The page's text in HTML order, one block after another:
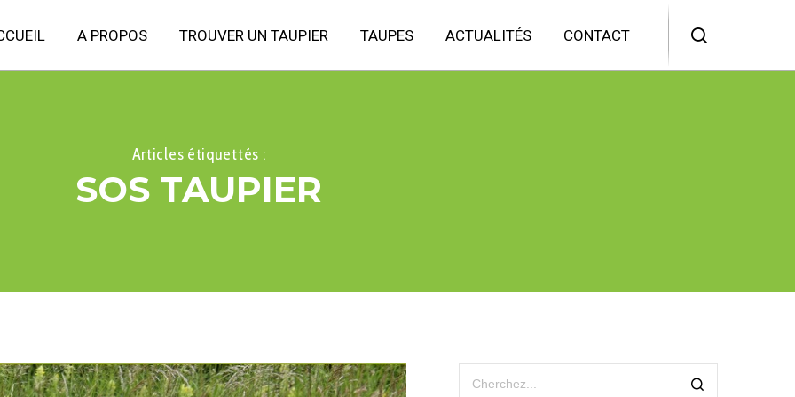
A PROPOS TROUVER UN TAUPIER TAUPES ACTUALITÉS CONTACT
Articles étiquettés :
SOS TAUPIER